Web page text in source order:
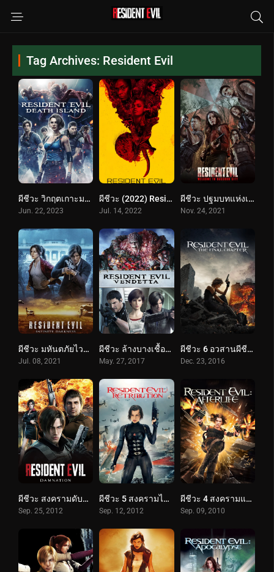
Tag Archives: Resident Evil
ผีชีวะ วิกฤตเกาะมรณะ (2023) Resident Evil: Death Island
Jun. 22, 2023
ผีชีวะ (2022) Resident Evil
Jul. 14, 2022
ผีชีวะ ปฐมบทแห่งเมืองผีดิบ (2021) Resident Evil: Welcome to Raccoon City
Nov. 24, 2021
ผีชีวะ มหันตภัยไวรัสมืด (2021) RESIDENT EVIL: Infinite Darkness
Jul. 08, 2021
ผีชีวะ ล้างบางเชื้อคลั่ง (2017) Resident Evil: Vendetta
May. 27, 2017
ผีชีวะ 6 อวสานผีชีวะ (2016) Resident Evil: The Final Chapter
Dec. 23, 2016
ผีชีวะ สงครามดับพันธุ์ไวรัส (2012) Resident Evil: Damnation
Sep. 25, 2012
ผีชีวะ 5 สงครามไวรัสล้างนรก (2012) Resident Evil: Retribution
Sep. 12, 2012
ผีชีวะ 4 สงครามแตกพันธุ์ไวรัส (2010) Resident Evil: Afterlife
Sep. 09, 2010